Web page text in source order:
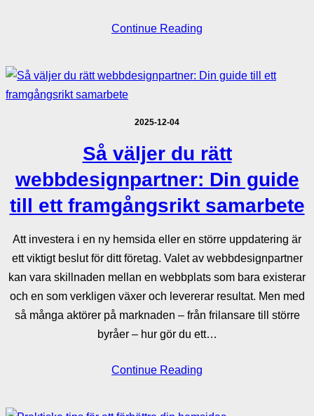
Continue Reading
2025-12-04
Så väljer du rätt
webbdesignpartner: Din guide
till ett framgångsrikt samarbete
Att investera i en ny hemsida eller en större uppdatering är
ett viktigt beslut för ditt företag. Valet av webbdesignpartner
kan vara skillnaden mellan en webbplats som bara existerar
och en som verkligen växer och levererar resultat. Men med
så många aktörer på marknaden – från frilansare till större
byråer – hur gör du ett…
Continue Reading